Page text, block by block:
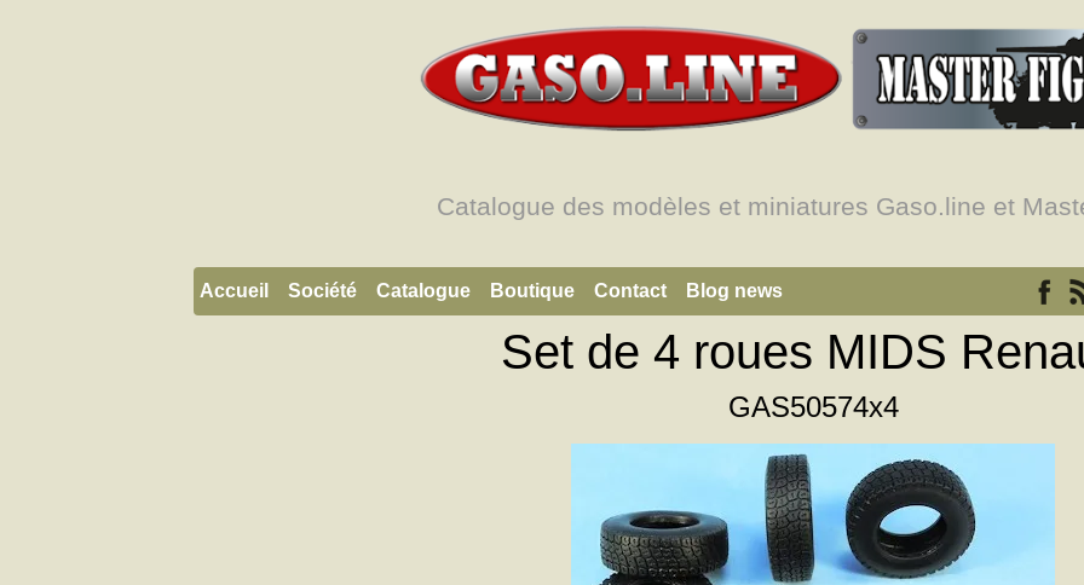
Catalogue des modèles et miniatures Gaso.line et
Accueil Société Catalogue Boutique Contact Blog news
Set de 4 roues MIDS
GAS50574x4